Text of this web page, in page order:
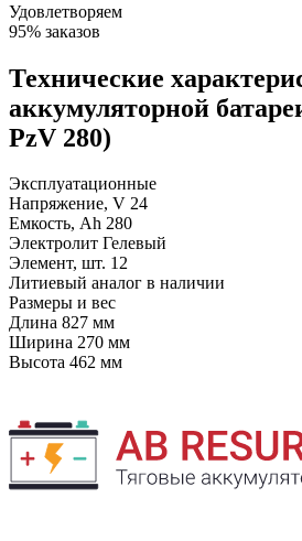
Удовлетворяем
95% заказов
Технические
аккумуляторной
PzV 280)
Эксплуатационные
Напряжение, V 24
Емкость, Ah 280
Электролит Гелевый
Элемент, шт. 12
Литиевый аналог в наличии
Размеры и вес
Длина 827 мм
Ширина 270 мм
Высота 462 мм